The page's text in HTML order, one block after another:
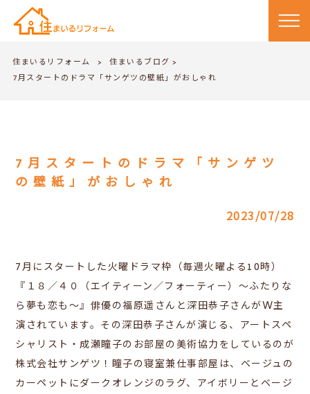
住まいるリフォーム > 住まいるブログ >
7月スタートのドラマ「サンゲツの壁紙」がおしゃれ
7月スタートのドラマ「サンゲツ
の壁紙」がおしゃれ
2023/07/28
7月にスタートした火曜ドラマ枠（毎週火曜よる10時）
『１８／４０（エイティーン／フォーティー）～ふたりな
ら夢も恋も～』俳優の福原遥さんと深田恭子さんがW主
演されています。その深田恭子さんが演じる、アートスペ
シャリスト・成瀬瞳子のお部屋の美術協力をしているのが
株式会社サンゲツ！瞳子の寝室兼仕事部屋は、ベージュの
カーペットにダークオレンジのラグ、アイボリーとベージ